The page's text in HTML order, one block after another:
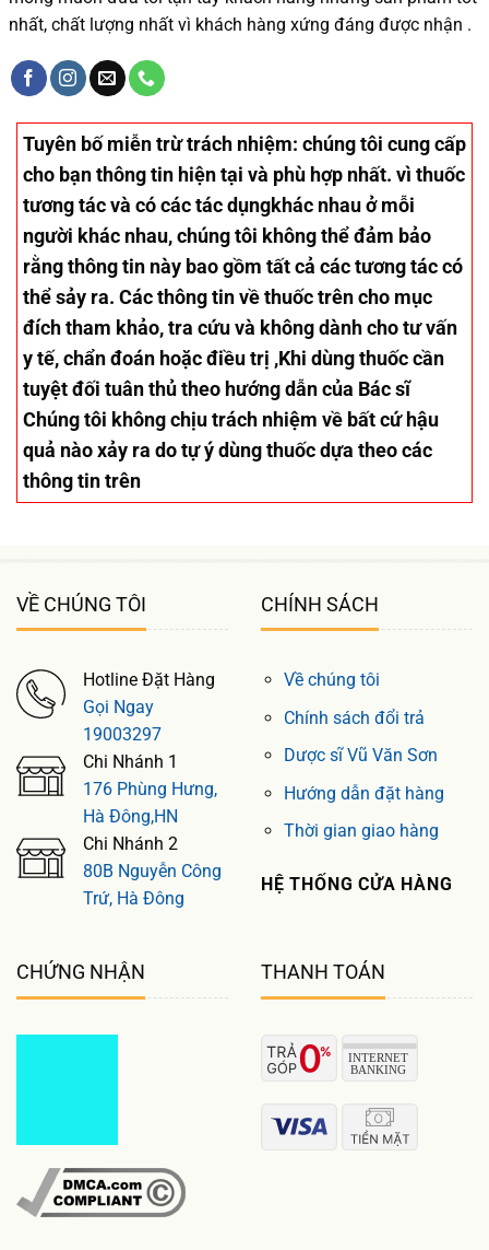
nhất, chất lượng nhất vì khách hàng xứng đáng được nhận .
Tuyên bố miễn trừ trách nhiệm: chúng tôi cung cấp
cho bạn thông tin hiện tại và phù hợp nhất. vì thuốc
tương tác và có các tác dụngkhác nhau ở mỗi
người khác nhau, chúng tôi không thể đảm bảo
rằng thông tin này bao gồm tất cả các tương tác có
thể sảy ra. Các thông tin về thuốc trên cho mục
đích tham khảo, tra cứu và không dành cho tư vấn
y tế, chẩn đoán hoặc điều trị ,Khi dùng thuốc cần
tuyệt đối tuân thủ theo hướng dẫn của Bác sĩ
Chúng tôi không chịu trách nhiệm về bất cứ hậu
quả nào xảy ra do tự ý dùng thuốc dựa theo các
thông tin trên
VỀ CHÚNG TÔI
Hotline Đặt Hàng
Gọi Ngay
19003297
Chi Nhánh 1
176 Phùng Hưng,
Hà Đông,HN
Chi Nhánh 2
80B Nguyễn Công
Trứ, Hà Đông
CHÍNH SÁCH
Về chúng tôi
Chính sách đổi trả
Dược sĩ Vũ Văn Sơn
Hướng dẫn đặt hàng
Thời gian giao hàng
HỆ THỐNG CỬA HÀNG
CHỨNG NHẬN THANH TOÁN